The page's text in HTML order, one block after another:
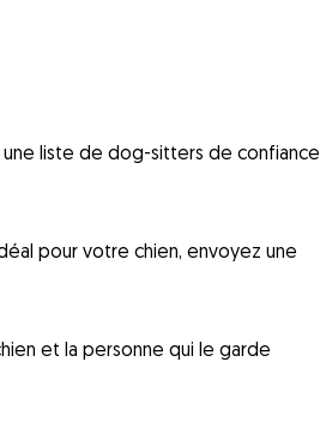
liste de dog-sitters de confiance
pour votre chien, envoyez une
et la personne qui le garde